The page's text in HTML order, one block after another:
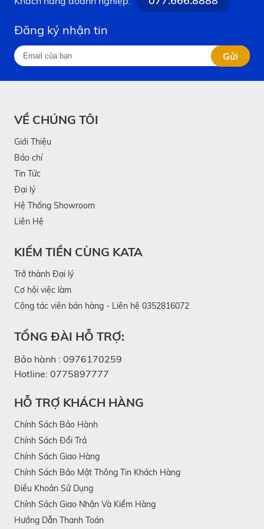
trợ đo lường và phân tích tới 13 chỉ số cơ thể với
độ chính xác cao. Kết quả có thể đồng bộ với ứng
dụng Feelfit để tạo báo cáo sức khỏe chi tiết, trong
khi màn hình LED hiển thị rõ nét giúp theo dõi
Thiết bị chăm sóc sức khỏe tiện lợi KATA
Technology
Thay cho lời tri ân gửi đến khách hàng và đối tác đã
đồng hành trong thời gian qua, doanh nghiệp có thể
tham khảo lựa chọn các thiết bị chăm sóc sức
doanh nghiệp là các sản phẩm của Kata, doanh
nghiệp sẽ dễ dàng xây dựng hình ảnh gần gũi và
thân thiện hơn trong tâm trí khách hàng và đối tác.
Đăng ký nhận tin
Gửi
VỀ CHÚNG TÔI
Giới Thiệu
Báo chí
Tin Tức
Đại lý
Hệ Thống Showroom
Liên Hệ
KIẾM TIỀN CÙNG KATA
Trở thành Đại lý
Cơ hội việc làm
Cộng tác viên bán hàng - Liên hệ 0352816072
TỔNG ĐÀI HỖ TRỢ:
Bảo hành : 0976170259
Hotline: 0775897777
HỖ TRỢ KHÁCH HÀNG
Chính Sách Bảo Hành
Chính Sách Đổi Trả
Chính Sách Giao Hàng
Chính Sách Bảo Mật Thông Tin Khách Hàng
Điều Khoản Sử Dụng
Chính Sách Giao Nhận Và Kiểm Hàng
Hướng Dẫn Thanh Toán